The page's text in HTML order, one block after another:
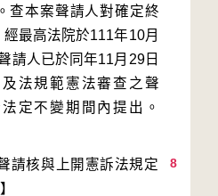
查本案聲請人對確定終
最高法院於111年10月
請人已於同年11月29日
法規範憲法審查之聲
定不變期間內提出。
8